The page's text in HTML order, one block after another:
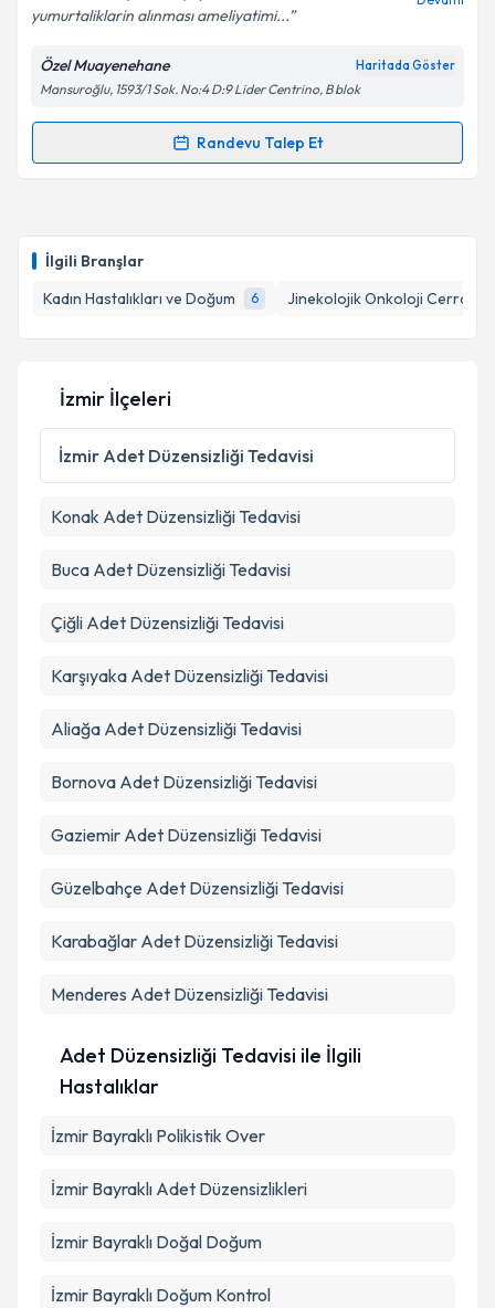
İlgili Branşlar
Kadın Hastalıkları ve Doğum
6 Jinekolojik Onkoloji Cerrahisi
Metni'ni okudum ve kişisel verilerimin belirtilen
kapsamda işlenmesini kabul ediyorum.
Takvim Talebini Gönder
yumurtaliklarin alınması ameliyatimi...
Özel Muayenehane Haritada Göster
Mansuroğlu, 1593/1 Sok. No:4 D:9 Lider Centrino, B blok
Randevu Talep Et
Randevu Takvimi Talebi
takvim hazırlandığında e-posta ile bilgilendireceğiz.
Kişisel verilerimin işlenmesine ilişkinAydınlatma
Metni 'ni okudum ve kişisel verilerimin belirtilen
kapsamda işlenmesini kabul ediyorum.
İzmir İlçeleri
İzmir Adet Düzensizliği Tedavisi
Konak Adet Düzensizliği Tedavisi
Buca Adet Düzensizliği Tedavisi
Çiğli Adet Düzensizliği Tedavisi
Karşıyaka Adet Düzensizliği Tedavisi
Aliağa Adet Düzensizliği Tedavisi
Bornova Adet Düzensizliği Tedavisi
Gaziemir Adet Düzensizliği Tedavisi
Güzelbahçe Adet Düzensizliği Tedavisi
Karabağlar Adet Düzensizliği Tedavisi
Menderes Adet Düzensizliği Tedavisi
Adet Düzensizliği Tedavisi ile İlgili
Hastalıklar
İzmir Bayraklı Polikistik Over
İzmir Bayraklı Adet Düzensizlikleri
İzmir Bayraklı Doğal Doğum
İzmir Bayraklı Doğum Kontrol